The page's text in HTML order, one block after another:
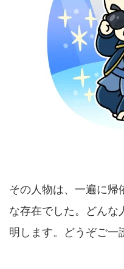
その人物は、一遍に帰
な存在でした。どんな
明します。どうぞご一